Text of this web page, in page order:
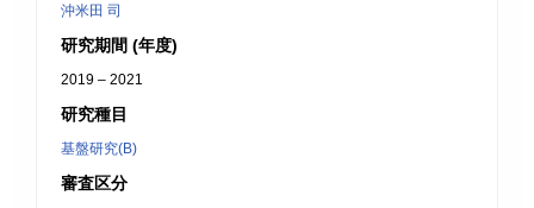
沖米田 司
研究期間 (年度)
2019 – 2021
研究種目
基盤研究(B)
審査区分